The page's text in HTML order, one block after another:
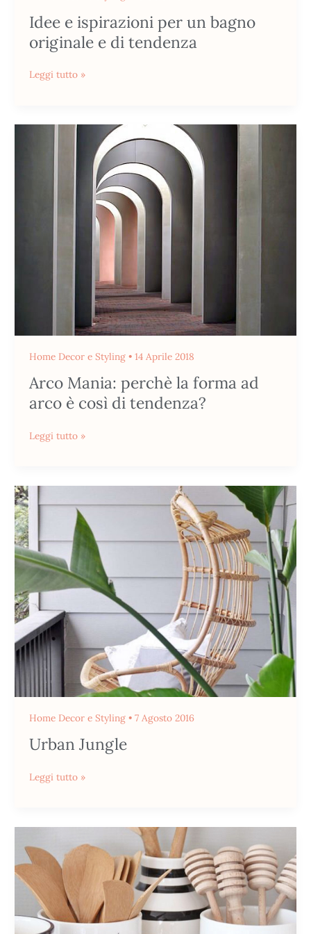
Idee e ispirazioni per un bagno
originale e di tendenza
Leggi tutto »
Home Decor e Styling• 14 Aprile 2018
Arco Mania: perchè la forma ad
arco è così di tendenza?
Leggi tutto »
Home Decor e Styling• 7 Agosto 2016
Urban Jungle
Urban
Jungle
Leggi tutto »
Con
Lettere